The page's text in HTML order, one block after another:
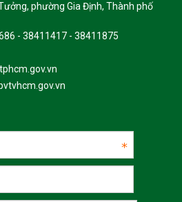
phường Gia Định, Thành phố
- 38411417 - 38411875